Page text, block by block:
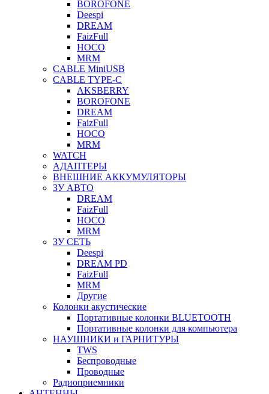
BOROFONE
Deespi
DREAM
FaizFull
HOCO
MRM
CABLE MiniUSB
CABLE TYPE-C
AKSBERRY
BOROFONE
DREAM
FaizFull
HOCO
MRM
WATCH
АДАПТЕРЫ
ВНЕШНИЕ АККУМУЛЯТОРЫ
ЗУ АВТО
DREAM
FaizFull
HOCO
MRM
ЗУ СЕТЬ
Deespi
DREAM PD
FaizFull
MRM
Другие
Колонки акустические
Портативные колонки BLUETOOTH
Портативные колонки для компьютера
НАУШНИКИ и ГАРНИТУРЫ
TWS
Беспроводные
Проводные
Радиоприемники